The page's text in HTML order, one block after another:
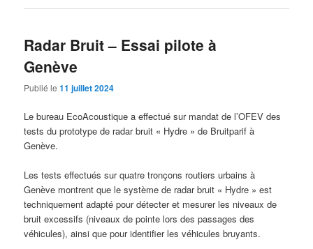
Radar Bruit – Essai pilote à
Genève
Publié le11 juillet 2024
Le bureau EcoAcoustique a effectué sur mandat de l’OFEV des
tests du prototype de radar bruit « Hydre » de Bruitparif à
Genève.
Les tests effectués sur quatre tronçons routiers urbains à
Genève montrent que le système de radar bruit « Hydre » est
techniquement adapté pour détecter et mesurer les niveaux de
bruit excessifs (niveaux de pointe lors des passages des
véhicules), ainsi que pour identifier les véhicules bruyants.